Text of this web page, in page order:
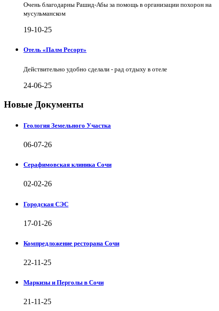
Очень благодарны Рашид-Абы за помощь в организации похорон на
мусульманском
19-10-25
Отель «Палм Ресорт»
Действительно удобно сделали - рад отдыху в отеле
24-06-25
Новые Документы
Геология Земельного Участка
06-07-26
Серафимовская клиника Сочи
02-02-26
Городская СЭС
17-01-26
Компредложение ресторана Сочи
22-11-25
Маркизы и Перголы в Сочи
21-11-25